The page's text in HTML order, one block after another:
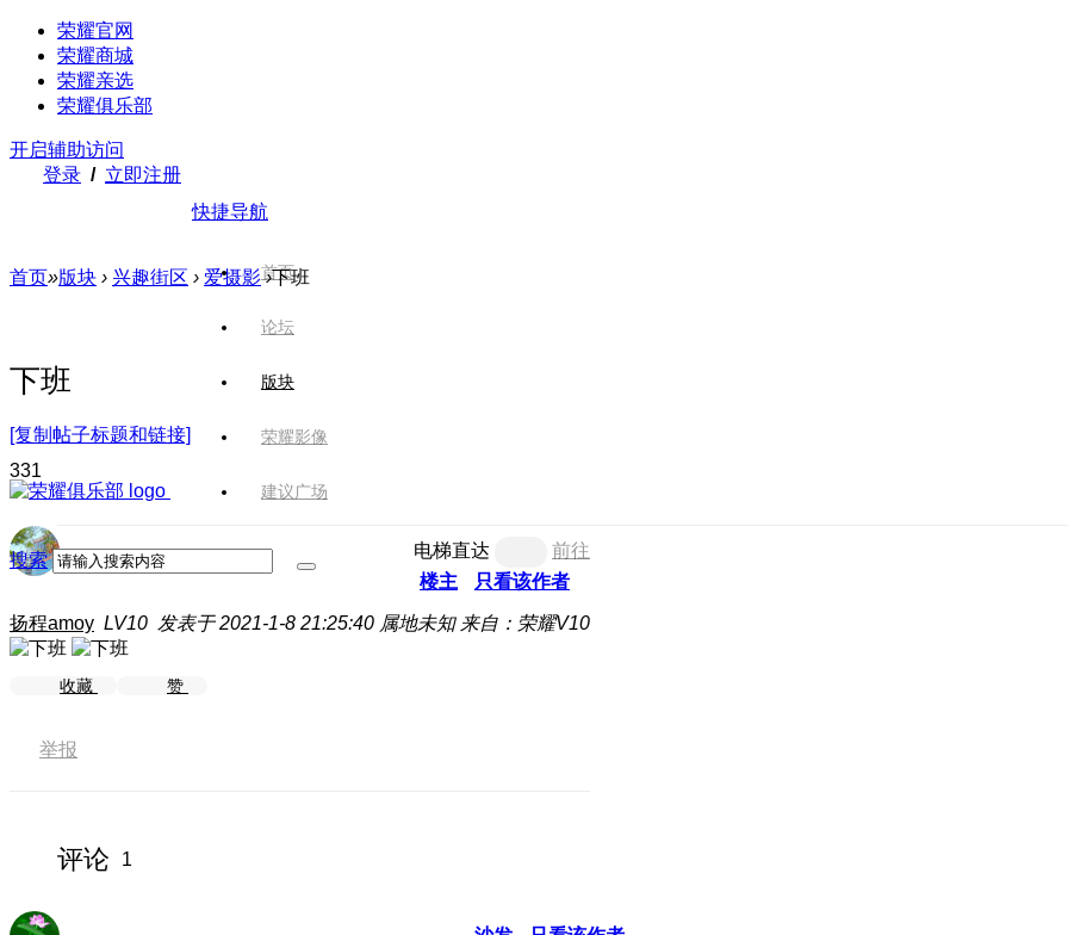
荣耀官网
荣耀商城
荣耀亲选
荣耀俱乐部
开启辅助访问
登录 / 立即注册
快捷导航
首页
论坛
版块
荣耀影像
建议广场
搜索
首页»版块 › 兴趣街区 › 爱摄影 ›下班
下班
[复制帖子标题和链接]
331
电梯直达
前往
楼主
只看该作者
扬程amoy LV10 发表于 2021-1-8 21:25:40 属地未知 来自：荣耀V10
收藏 赞
举报
评论 1